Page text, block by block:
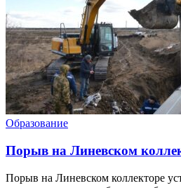
Образование
Порыв на Линевском
Порыв на Линевском коллекторе